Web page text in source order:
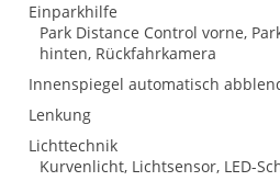
Einparkhilfe
Park Distance Control vorne,
hinten, Rückfahrkamera
Innenspiegel automatisch
Lenkung
Lichttechnik
Kurvenlicht, Lichtsensor, LED-